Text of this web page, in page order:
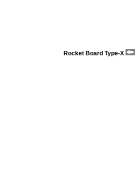
Rocket Board Type-X